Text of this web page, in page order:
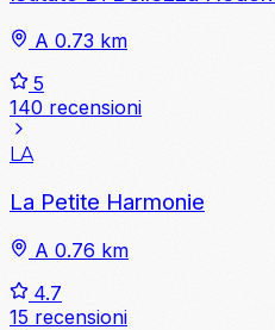
A 0.73 km
5
140 recensioni
LA
La Petite Harmonie
A 0.76 km
4.7
15 recensioni